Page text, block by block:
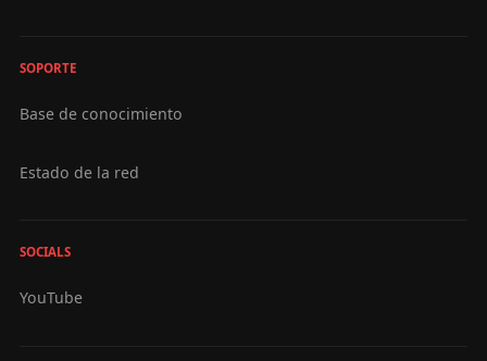
SOPORTE
Base de conocimiento
Estado de la red
SOCIALS
YouTube